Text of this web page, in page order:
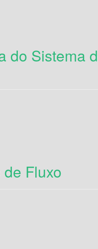
do Sistema
Fluxo